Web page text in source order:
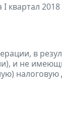
I квартал 2018
в
и не
налоговую